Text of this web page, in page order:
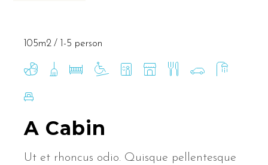
A Cabin
Ut et rhoncus odio. Quisque pellentesque
105m2 1-5 person